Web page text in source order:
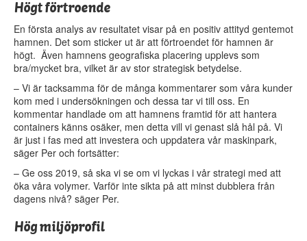
Högt förtroende
En första analys av resultatet visar på en positiv attityd gentemot
hamnen. Det som sticker ut är att förtroendet för hamnen är
högt. Även hamnens geografiska placering upplevs som
bra/mycket bra, vilket är av stor strategisk betydelse.
– Vi är tacksamma för de många kommentarer som våra kunder
kom med i undersökningen och dessa tar vi till oss. En
kommentar handlade om att hamnens framtid för att hantera
containers känns osäker, men detta vill vi genast slå hål på. Vi
är just i fas med att investera och uppdatera vår maskinpark,
säger Per och fortsätter:
– Ge oss 2019, så ska vi se om vi lyckas i vår strategi med att
öka våra volymer. Varför inte sikta på att minst dubblera från
dagens nivå? säger Per.
Hög miljöprofil